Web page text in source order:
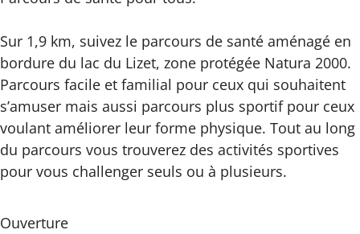
Sur 1,9 km, suivez le parcours de santé aménagé en
bordure du lac du Lizet, zone protégée Natura 2000.
Parcours facile et familial pour ceux qui souhaitent
s’amuser mais aussi parcours plus sportif pour ceux
voulant améliorer leur forme physique. Tout au long
du parcours vous trouverez des activités sportives
pour vous challenger seuls ou à plusieurs.
Ouverture